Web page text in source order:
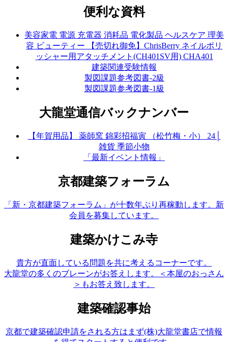
便利な資料
美容家電 電源 充電器 消耗品 電化製品 ヘルスケア 理美
容 ビューティー 【売切れ御免】ChrisBerry ネイルポリ
ッシャー用アタッチメント(CH401SV用) CHA401
建築関連受験情報
製図課題参考図書-2級
製図課題参考図書-1級
大龍堂通信バックナンバー
【年賀用品】 薬師窯 錦彩招福寅 （松竹梅・小） 24│
雑貨 季節小物
「最新イベント情報」
京都建築フォーラム
「新・京都建築フォーラム」が十数年ぶり再稼動します。新
会員を募集しています。
建築かけこみ寺
貴方が直面している問題を共に考えるコーナーです。
大龍堂の多くのブレーンがお答えします。＜本屋のおっさん
＞もお答え致します。
建築確認事始
京都で建築確認申請をされる方はまず(株)大龍堂書店で情報